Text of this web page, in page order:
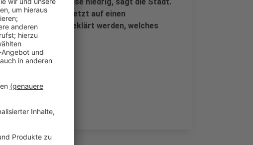
Kreis Mettmann jetzt auf einen
zum Beispiel geklärt werden, welches
wird.